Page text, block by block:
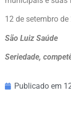
12 de setembro de
São Luiz Saúde
Seriedade,
Publicado em